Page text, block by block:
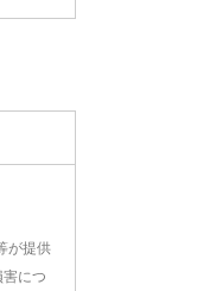
が提供
につ